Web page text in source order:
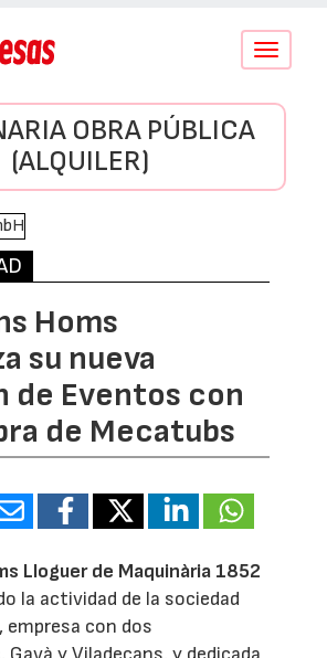
Conmutar
OBRA PÚBLICA
(ALQUILER)
Homs
su nueva
de Eventos con
de Mecatubs
Lloguer de Maquinària 1852
la actividad de la sociedad
empresa con dos